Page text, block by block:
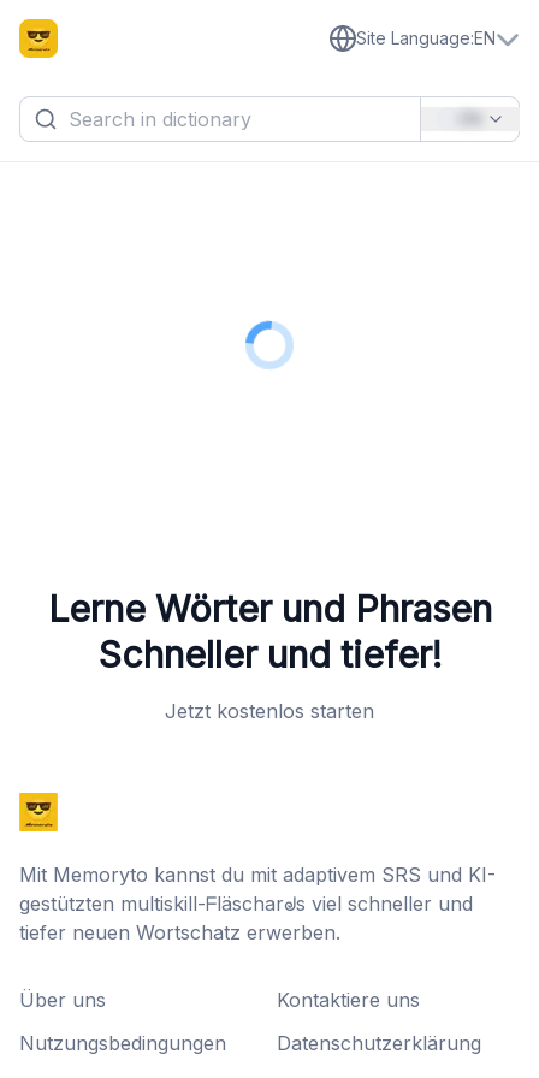
Site Language:EN
Lerne Wörter und Phrasen
Schneller und tiefer!
Jetzt kostenlos starten
Mit Memoryto kannst du mit adaptivem SRS und KI-
gestützten multiskill-ᖴläscharᖙs viel schneller und
tiefer neuen Wortschatz erwerben.
Über uns
Kontaktiere uns
Nutzungsbedingungen
Datenschutzerklärung